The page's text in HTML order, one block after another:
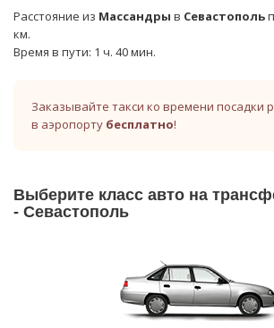
Расстояние из Массандры в Севастополь
км.
Время в пути: 1 ч. 40 мин.
Заказывайте такси ко времени посадки
в аэропорту бесплатно!
Выберите класс авто на
- Севастополь